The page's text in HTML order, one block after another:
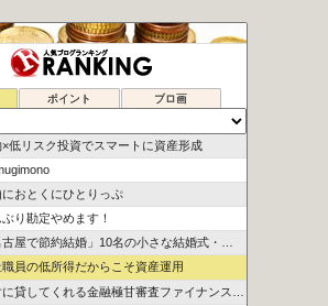
ポイント ブロ画
れ〜の日記
による女の底辺這い上がり計画
×低リスク投資でスマートに資産形成
におとくにひとりっぷ
り勘定やめます！
屋で節約結婚」10名の小さな結婚式・ハム太のお得な頬袋
員の低所得だからこそ資産運用
貸してくれる金融極甘審査ファイナンスについての考察